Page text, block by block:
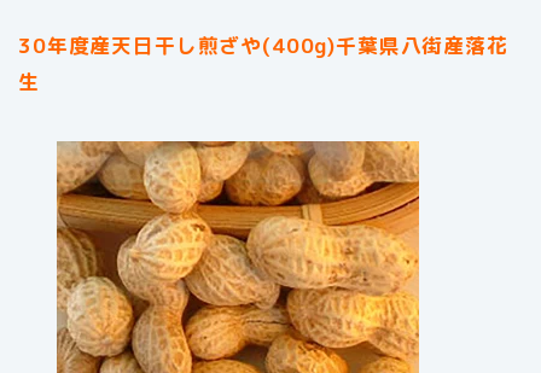
30年度産天日干し煎ざや(400g)千葉県八街産落花
生